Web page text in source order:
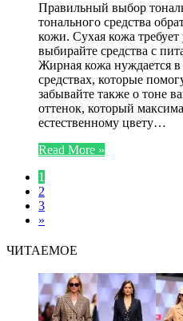
Правильный выбор
тонального средства
кожи. Сухая кожа
выбирайте средства с
Жирная кожа нуждается
средствах, которые
забывайте также о тоне
оттенок, который
естественному цвету…
Read More »
1
2
3
»
ЧИТАЕМОЕ